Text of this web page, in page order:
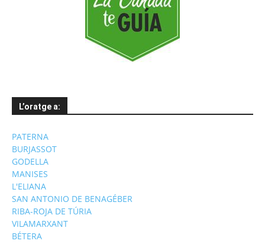
L’oratge a:
PATERNA
BURJASSOT
GODELLA
MANISES
L'ELIANA
SAN ANTONIO DE BENAGÉBER
RIBA-ROJA DE TÚRIA
VILAMARXANT
BÉTERA